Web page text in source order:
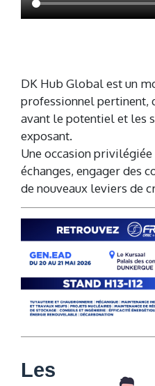
DK Hub Global est un
professionnel pertinent,
avant le potentiel et les
exposant.
Une occasion
échanges, engager des
de nouveaux leviers de
Les